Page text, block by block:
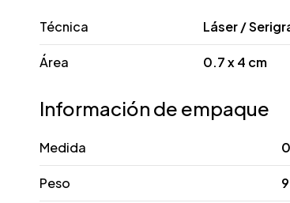
Técnica Láser /
Área 0.7 x 4 cm
Información de empaque
Medida
Peso